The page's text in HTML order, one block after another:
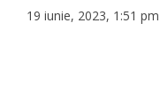
19 iunie, 2023, 1:51 pm